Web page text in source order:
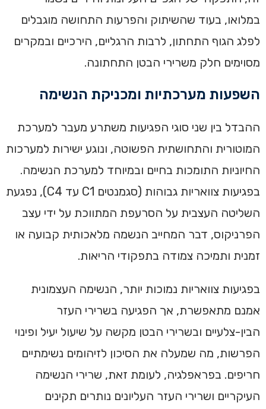
במלואו, בעוד שהשיתוק והפרעות התחושה מוגבלים
לפלג הגוף התחתון, לרבות הרגליים, הירכיים ובמקרים
מסוימים חלק משרירי הבטן התחתונה.
השפעות מערכתיות ומכניקת הנשימה
ההבדל בין שני סוגי הפגיעות משתרע מעבר למערכת
המוטורית והתחושתית הפשוטה, ונוגע ישירות למערכות
החיוניות התומכות בחיים ובמיוחד למערכת הנשימה.
בפגיעות צוואריות גבוהות (סגמנטים C1 עד C4), נפגעת
השליטה העצבית על הסרעפת המתווכת על ידי עצב
הפרניקוס, דבר המחייב הנשמה מלאכותית קבועה או
זמנית ותמיכה צמודה בתפקודי הריאות.
בפגיעות צוואריות נמוכות יותר, הנשימה העצמונית
אמנם מתאפשרת, אך הפגיעה בשרירי העזר
הבין-צלעיים ובשרירי הבטן מקשה על שיעול יעיל ופינוי
הפרשות, מה שמעלה את הסיכון לזיהומים נשימתיים
חריפים. בפראפלגיה, לעומת זאת, שרירי הנשימה
העיקריים ושרירי העזר העליונים נותרים תקינים